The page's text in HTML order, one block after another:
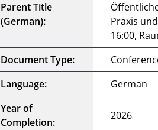
Parent Title
(German):
Praxis
16:00,
Document Type:
Language:
German
Year of
Completion:
2026